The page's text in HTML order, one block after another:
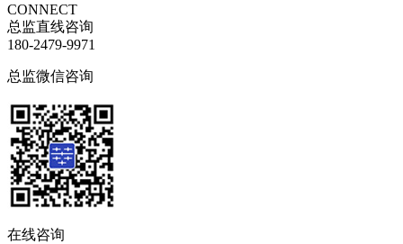
CONNECT
总监直线咨询
180-2479-9971
总监微信咨询
在线咨询